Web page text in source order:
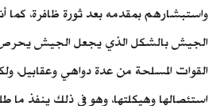
واستبشارهم بمقدمه بعد ثورة ظافرة، كما
الجيش بالشكل الذي يجعل الجيش يحرص
القوات المسلحة من عدة دواهي وعقابيل،
استئصالها وهيكلتها، وهو في ذلك ينفذ ما